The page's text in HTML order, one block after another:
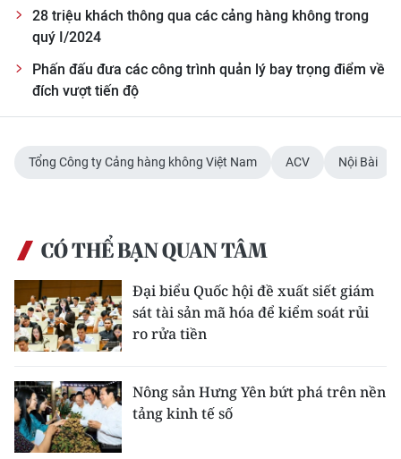
28 triệu khách thông qua các cảng hàng không trong
quý I/2024
Phấn đấu đưa các công trình quản lý bay trọng điểm về
đích vượt tiến độ
Tổng Công ty Cảng hàng không Việt Nam ACV Nội Bài
CÓ THỂ BẠN QUAN TÂM
Đại biểu Quốc hội đề xuất siết giám
sát tài sản mã hóa để kiểm soát rủi
ro rửa tiền
Nông sản Hưng Yên bứt phá trên nền
tảng kinh tế số